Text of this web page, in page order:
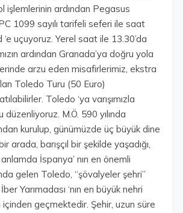
işlemlerinin ardından Pegasus
PC 1099 sayılı tarifeli seferi ile saat
‘e uçuyoruz. Yerel saat ile 13.30’da
ardından Granada’ya doğru yola
arzu eden misafirlerimiz, ekstra
Toledo Turu (50 Euro)
Toledo ‘ya varışımızla
M.Ö. 590 yılında
kurulup, günümüzde üç büyük dine
arada, barışçıl bir şekilde yaşadığı,
İspanya’ nın en önemli
gelen Toledo, “şövalyeler şehri”
Yarımadası ‘nın en büyük nehri
geçmektedir. Şehir, uzun süre